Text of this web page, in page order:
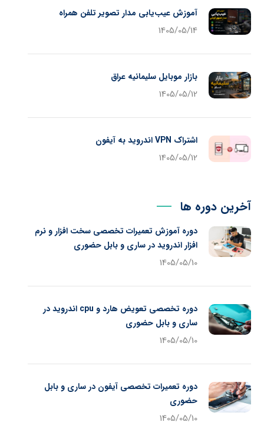
آموزش عیب‌یابی مدار تصویر تلفن همراه
1405/05/14
بازار موبایل سلیمانیه عراق
1405/05/12
اشتراک VPN اندروید به آیفون
1405/05/12
آخرین دوره ها
دوره آموزش تعمیرات تخصصی سخت افزار و نرم
افزار اندروید در ساری و بابل حضوری
1405/05/10
دوره تخصصی تعویض هارد و cpu اندروید در
ساری و بابل حضوری
1405/05/10
دوره تعمیرات تخصصی آیفون در ساری و بابل
حضوری
1405/05/10